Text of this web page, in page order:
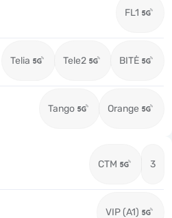
FL1
Telia Tele2 BITĖ
Tango Orange
CTM 3
VIP (A1)